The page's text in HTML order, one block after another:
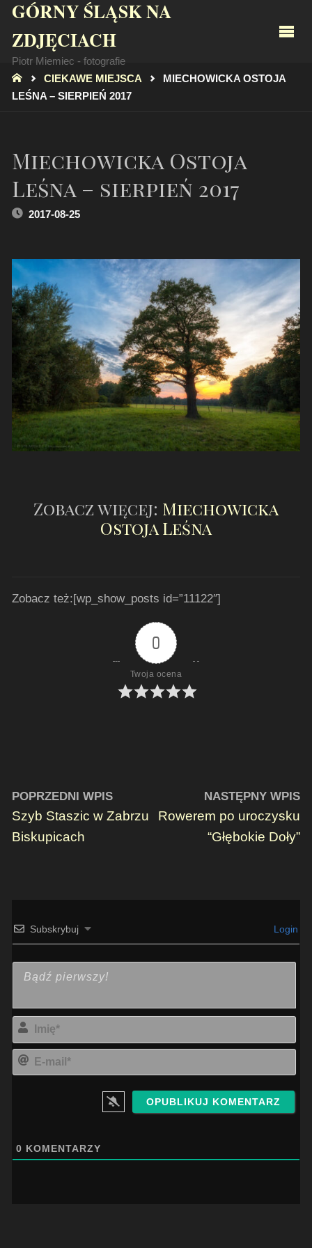
GÓRNY ŚLĄSK NA
ZDJĘCIACH
Piotr Miemiec - fotografie
STRONA
GŁÓWNA
CIEKAWE MIEJSCA
MIECHOWICKA OSTOJA
LEŚNA – SIERPIEŃ 2017
Miechowicka Ostoja
Leśna – sierpień 2017
2017-08-25
Zobacz więcej: Miechowicka
Ostoja Leśna
Zobacz też:[wp_show_posts id=”11122″]
0
Twoja ocena
POPRZEDNI WPIS
Szyb Staszic w Zabrzu
Biskupicach
NASTĘPNY WPIS
Rowerem po uroczysku
“Głębokie Doły”
Subskrybuj Login
E-
0 KOMENTARZY